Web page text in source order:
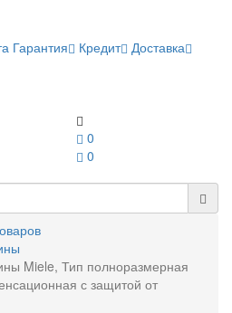
Гарантия Кредит Доставка
0
0
Miele, Тип полноразмерная
с защитой от